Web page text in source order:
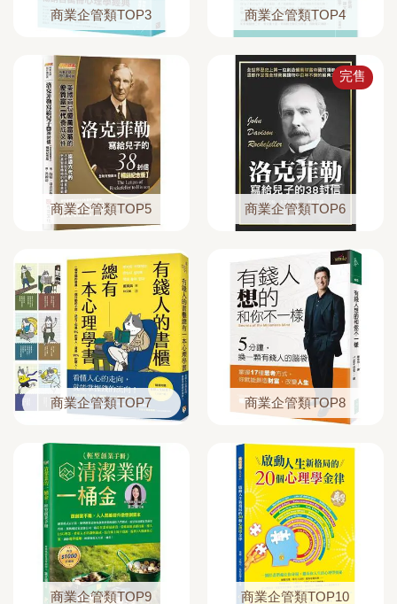
商業企管類TOP3 商業企管類TOP4
商業企管類TOP5
完售
商業企管類TOP6
商業企管類TOP7 商業企管類TOP8
商業企管類TOP9 商業企管類TOP10